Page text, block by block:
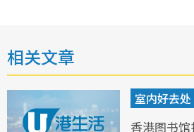
相关文章
室内好去处
香港图书